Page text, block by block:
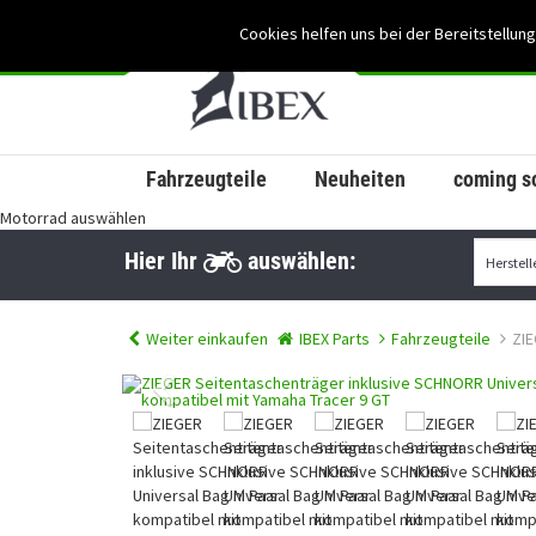
Cookies helfen uns bei der
Fahrzeugteile Neuheiten coming
Motorrad auswählen
Hier Ihr auswählen:
Weiter einkaufen IBEX Parts Fahrzeugteile